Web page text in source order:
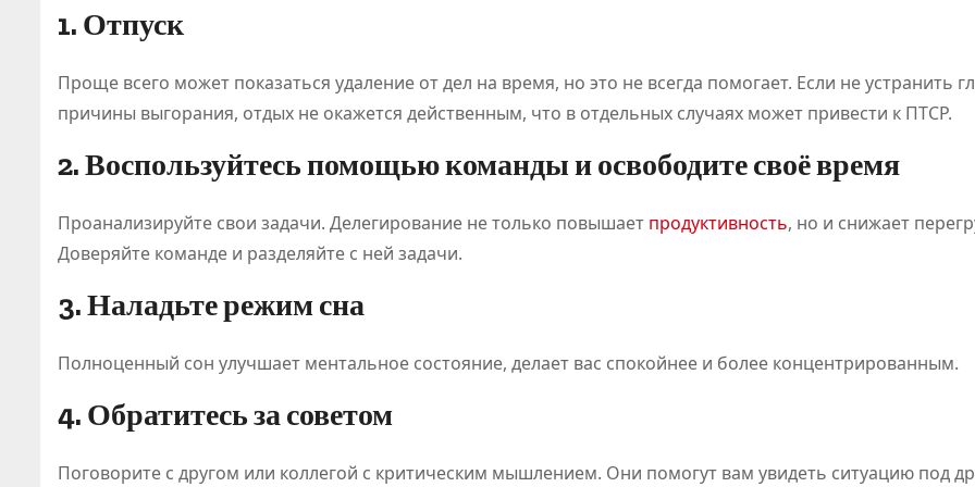
1. Отпуск
Проще всего может показаться удаление от дел на время, но это не всегда помогает. Если не устранить
причины выгорания, отдых не окажется действенным, что в отдельных случаях может привести к ПТСР.
2. Воспользуйтесь помощью команды и освободите своё время
Проанализируйте свои задачи. Делегирование не только повышает продуктивность, но и снижает
Доверяйте команде и разделяйте с ней задачи.
3. Наладьте режим сна
Полноценный сон улучшает ментальное состояние, делает вас спокойнее и более концентрированным.
4. Обратитесь за советом
Поговорите с другом или коллегой с критическим мышлением. Они помогут вам увидеть ситуацию под
Классификац
ия онлайн-
основой
регулировани
Абдуалиев
Жанатхан